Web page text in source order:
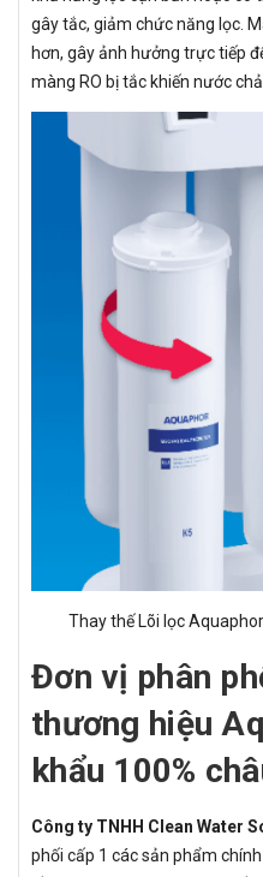
gây tắc, giảm chức năng lọc.
hơn, gây ảnh hưởng trực tiếp
màng RO bị tắc khiến nước
Thay thế Lõi lọc
Đơn vị phân
thương hiệu
khẩu 100%
Công ty TNHH Clean Water
phối cấp 1 các sản phẩm